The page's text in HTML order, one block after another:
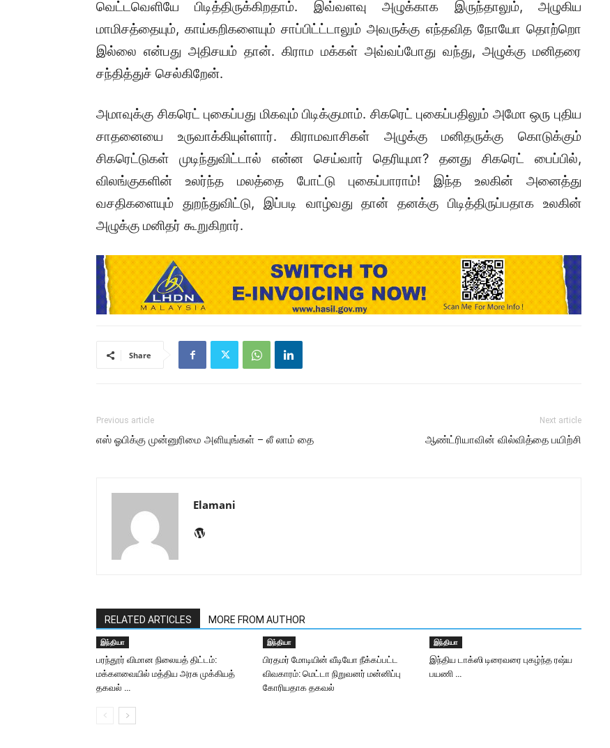
வெட்டவெளியே பிடித்திருக்கிறதாம். இவ்வளவு அழுக்காக இருந்தாலும், அழுகிய
மாமிசத்தையும், காய்கறிகளையும் சாப்பிட்ட்டாலும் அவருக்கு எந்தவித நோயோ தொற்றொ
இல்லை என்பது அதிசயம் தான். கிராம மக்கள் அவ்வப்போது வந்து, அழுக்கு மனிதரை
சந்தித்துச் செல்கிறேன்.
அமாவுக்கு சிகரெட் புகைப்பது மிகவும் பிடிக்குமாம். சிகரெட் புகைப்பதிலும் அமோ ஒரு புதிய
சாதனையை உருவாக்கியுள்ளார். கிராமவாசிகள் அழுக்கு மனிதருக்கு கொடுக்கும்
சிகரெட்டுகள் முடிந்துவிட்டால் என்ன செய்வார் தெரியுமா? தனது சிகரெட் பைப்பில்,
விலங்குகளின் உலர்ந்த மலத்தை போட்டு புகைப்பாராம்! இந்த உலகின் அனைத்து
வசதிகளையும் துறந்துவிட்டு, இப்படி வாழ்வது தான் தனக்கு பிடித்திருப்பதாக உலகின்
அழுக்கு மனிதர் கூறுகிறார்.
Share
Previous article
எஸ் ஓபிக்கு முன்னுரிமை அளியுங்கள் – லீ லாம் தை
Next article
ஆண்ட்ரியாவின் வில்வித்தை பயிற்சி
Elamani
RELATED ARTICLES MORE FROM AUTHOR
இந்தியா
பரந்தூர் விமான நிலையத் திட்டம்:
மக்களவையில் மத்திய அரசு முக்கியத்
தகவல் …
இந்தியா
பிரதமர் மோடியின் வீடியோ நீக்கப்பட்ட
விவகாரம்: மெட்டா நிறுவனர் மன்னிப்பு
கோரியதாக தகவல்
இந்தியா
இந்திய டாக்ஸி டிரைவரை புகழ்ந்த ரஷ்ய
பயணி …